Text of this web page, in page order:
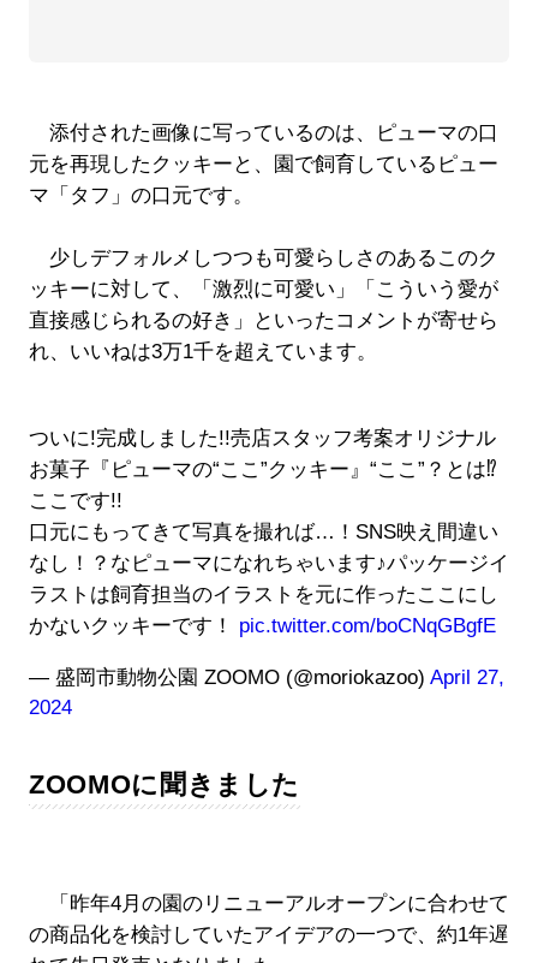
添付された画像に写っているのは、ピューマの口
元を再現したクッキーと、園で飼育しているピュー
マ「タフ」の口元です。
少しデフォルメしつつも可愛らしさのあるこのク
ッキーに対して、「激烈に可愛い」「こういう愛が
直接感じられるの好き」といったコメントが寄せら
れ、いいねは3万1千を超えています。
ついに!完成しました!!売店スタッフ考案オリジナル
お菓子『ピューマの“ここ”クッキー』“ここ”？とは⁉
ここです!!
口元にもってきて写真を撮れば…！SNS映え間違い
なし！？なピューマになれちゃいます♪パッケージイ
ラストは飼育担当のイラストを元に作ったここにし
かないクッキーです！ pic.twitter.com/boCNqGBgfE
— 盛岡市動物公園 ZOOMO (@moriokazoo) April 27,
2024
ZOOMOに聞きました
「昨年4月の園のリニューアルオープンに合わせて
の商品化を検討していたアイデアの一つで、約1年遅